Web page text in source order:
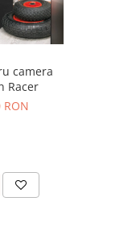
camera
Racer